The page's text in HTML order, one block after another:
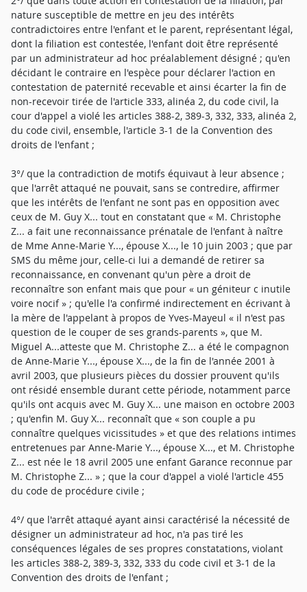
nature susceptible de mettre en jeu des intérêts
contradictoires entre l'enfant et le parent, représentant légal,
dont la filiation est contestée, l'enfant doit être représenté
par un administrateur ad hoc préalablement désigné ; qu'en
décidant le contraire en l'espèce pour déclarer l'action en
contestation de paternité recevable et ainsi écarter la fin de
non-recevoir tirée de l'article 333, alinéa 2, du code civil, la
cour d'appel a violé les articles 388-2, 389-3, 332, 333, alinéa 2,
du code civil, ensemble, l'article 3-1 de la Convention des
droits de l'enfant ;
3°/ que la contradiction de motifs équivaut à leur absence ;
que l'arrêt attaqué ne pouvait, sans se contredire, affirmer
que les intérêts de l'enfant ne sont pas en opposition avec
ceux de M. Guy X... tout en constatant que « M. Christophe
Z... a fait une reconnaissance prénatale de l'enfant à naître
de Mme Anne-Marie Y..., épouse X..., le 10 juin 2003 ; que par
SMS du même jour, celle-ci lui a demandé de retirer sa
reconnaissance, en convenant qu'un père a droit de
reconnaître son enfant mais que pour « un géniteur c inutile
voire nocif » ; qu'elle l'a confirmé indirectement en écrivant à
la mère de l'appelant à propos de Yves-Mayeul « il n'est pas
question de le couper de ses grands-parents », que M.
Miguel A...atteste que M. Christophe Z... a été le compagnon
de Anne-Marie Y..., épouse X..., de la fin de l'année 2001 à
avril 2003, que plusieurs pièces du dossier prouvent qu'ils
ont résidé ensemble durant cette période, notamment parce
qu'ils ont acquis avec M. Guy X... une maison en octobre 2003
; qu'enfin M. Guy X... reconnaît que « son couple a pu
connaître quelques vicissitudes » et que des relations intimes
entretenues par Anne-Marie Y..., épouse X..., et M. Christophe
Z... est née le 18 avril 2005 une enfant Garance reconnue par
M. Christophe Z... » ; que la cour d'appel a violé l'article 455
du code de procédure civile ;
4°/ que l'arrêt attaqué ayant ainsi caractérisé la nécessité de
désigner un administrateur ad hoc, n'a pas tiré les
conséquences légales de ses propres constatations, violant
les articles 388-2, 389-3, 332, 333 du code civil et 3-1 de la
Convention des droits de l'enfant ;